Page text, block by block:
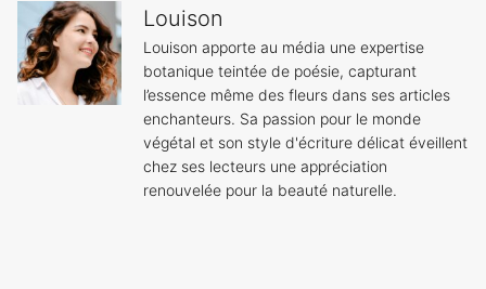
Louison
Louison apporte au média une expertise
botanique teintée de poésie, capturant
l’essence même des fleurs dans ses articles
enchanteurs. Sa passion pour le monde
végétal et son style d'écriture délicat éveillent
chez ses lecteurs une appréciation
renouvelée pour la beauté naturelle.